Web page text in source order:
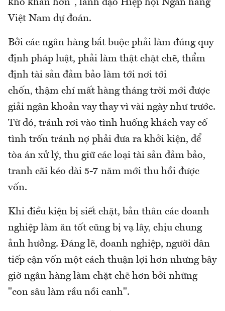
khó khăn hơn", lãnh đạo Hiệp hội Ngân hàng
Việt Nam dự đoán.
Bởi các ngân hàng bắt buộc phải làm đúng quy
định pháp luật, phải làm thật chặt chẽ, thẩm
định tài sản đảm bảo làm tới nơi tới
chốn, thậm chí mất hàng tháng trời mới được
giải ngân khoản vay thay vì vài ngày như trước.
Từ đó, tránh rơi vào tình huống khách vay cố
tình trốn tránh nợ phải đưa ra khởi kiện, để
tòa án xử lý, thu giữ các loại tài sản đảm bảo,
tranh cãi kéo dài 5-7 năm mới thu hồi được
vốn.
Khi điều kiện bị siết chặt, bản thân các doanh
nghiệp làm ăn tốt cũng bị vạ lây, chịu chung
ảnh hưởng. Đáng lẽ, doanh nghiệp, người dân
tiếp cận vốn một cách thuận lợi hơn nhưng bây
giờ ngân hàng làm chặt chẽ hơn bởi những
"con sâu làm rầu nồi canh".